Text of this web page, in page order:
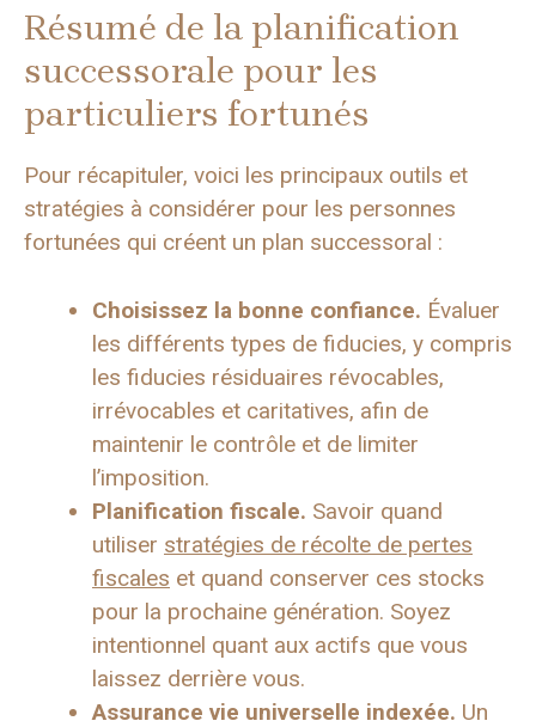
Résumé de la planification
successorale pour les
particuliers fortunés
Pour récapituler, voici les principaux outils et
stratégies à considérer pour les personnes
fortunées qui créent un plan successoral :
Choisissez la bonne confiance. Évaluer
les différents types de fiducies, y compris
les fiducies résiduaires révocables,
irrévocables et caritatives, afin de
maintenir le contrôle et de limiter
l’imposition.
Planification fiscale. Savoir quand
utiliser stratégies de récolte de pertes
fiscales et quand conserver ces stocks
pour la prochaine génération. Soyez
intentionnel quant aux actifs que vous
laissez derrière vous.
Assurance vie universelle indexée. Un